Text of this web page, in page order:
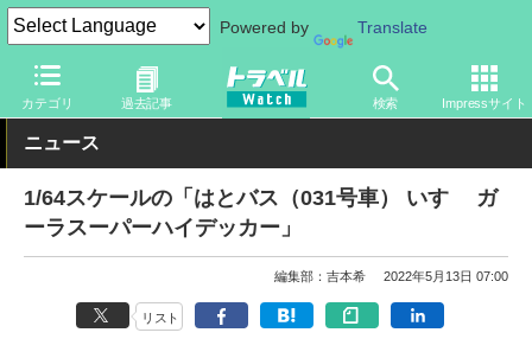
Powered by Translate
カテゴリ 過去記事 検索 Impressサイト
トラベル Watch 旅のアイテム
ニュース
1/64スケールの「はとバス（031号車） いすゞ ガ
ーラスーパーハイデッカー」
編集部：吉本希 2022年5月13日 07:00
リスト